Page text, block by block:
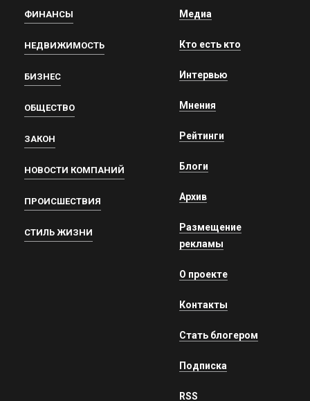
ФИНАНСЫ
НЕДВИЖИМОСТЬ
БИЗНЕС
ОБЩЕСТВО
ЗАКОН
НОВОСТИ КОМПАНИЙ
ПРОИСШЕСТВИЯ
СТИЛЬ ЖИЗНИ
Медиа
Кто есть кто
Интервью
Мнения
Рейтинги
Блоги
Архив
Размещение
рекламы
О проекте
Контакты
Стать блогером
Подписка
RSS